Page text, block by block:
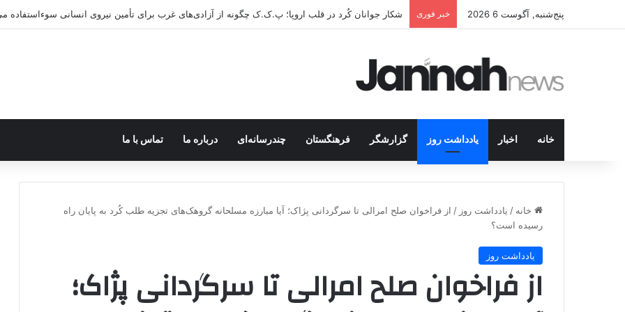
پنج‌شنبه, آگوست 6 2026 خبر فوری انتشار متن 12 ماده‌ای توافق نهایی بین ترکیه و پ.ک.ک
خانه اخبار یادداشت روز گزارشگر فرهنگستان چندرسانه‌ای درباره ما تماس با ما
خانه / یادداشت روز / از فراخوان صلح امرالی تا سرگردانی پژاک؛ آیا مبارزه مسلحانه گروهک‌های تجزیه طلب کُرد به پایان راه
رسیده است؟
یادداشت روز
از فراخوان صلح امرالی تا سرگردانی پژاک؛